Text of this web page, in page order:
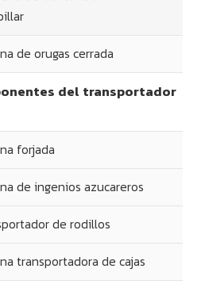
de orugas cerrada
del transportador
forjada
de ingenios azucareros
de rodillos
transportadora de cajas